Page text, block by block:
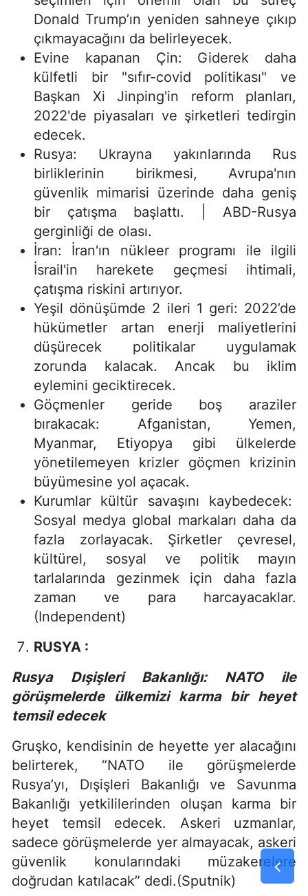
Donald Trump’ın yeniden sahneye çıkıp
çıkmayacağını da belirleyecek.
Evine kapanan Çin: Giderek daha
külfetli bir "sıfır-covid politikası" ve
Başkan Xi Jinping'in reform planları,
2022'de piyasaları ve şirketleri tedirgin
edecek.
Rusya: Ukrayna yakınlarında Rus
birliklerinin birikmesi, Avrupa'nın
güvenlik mimarisi üzerinde daha geniş
bir çatışma başlattı. | ABD-Rusya
gerginliği de olası.
İran: İran'ın nükleer programı ile ilgili
İsrail'in harekete geçmesi ihtimali,
çatışma riskini artırıyor.
Yeşil dönüşümde 2 ileri 1 geri: 2022’de
hükümetler artan enerji maliyetlerini
düşürecek politikalar uygulamak
zorunda kalacak. Ancak bu iklim
eylemini geciktirecek.
Göçmenler geride boş araziler
bırakacak: Afganistan, Yemen,
Myanmar, Etiyopya gibi ülkelerde
yönetilemeyen krizler göçmen krizinin
büyümesine yol açacak.
Kurumlar kültür savaşını kaybedecek:
Sosyal medya global markaları daha da
fazla zorlayacak. Şirketler çevresel,
kültürel, sosyal ve politik mayın
tarlalarında gezinmek için daha fazla
zaman ve para harcayacaklar.
(Independent)
RUSYA :
Rusya Dışişleri Bakanlığı: NATO ile
görüşmelerde ülkemizi karma bir heyet
temsil edecek
Gruşko, kendisinin de heyette yer alacağını
belirterek, “NATO ile görüşmelerde
Rusya’yı, Dışişleri Bakanlığı ve Savunma
Bakanlığı yetkililerinden oluşan karma bir
heyet temsil edecek. Askeri uzmanlar,
sadece görüşmelerde yer almayacak, askeri
güvenlik konularındaki müzakerelere
doğrudan katılacak” dedi.(Sputnik)